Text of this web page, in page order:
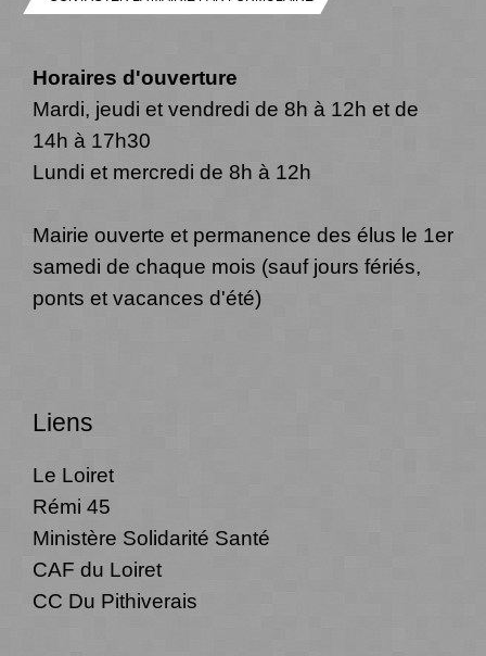
Horaires d'ouverture
Mardi, jeudi et vendredi de 8h à 12h et de
14h à 17h30
Lundi et mercredi de 8h à 12h
Mairie ouverte et permanence des élus le 1er
samedi de chaque mois (sauf jours fériés,
ponts et vacances d'été)
Liens
Le Loiret
Rémi 45
Ministère Solidarité Santé
CAF du Loiret
CC Du Pithiverais